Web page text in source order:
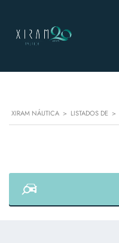
XIRAM NÁUTICA > LISTADOS DE >